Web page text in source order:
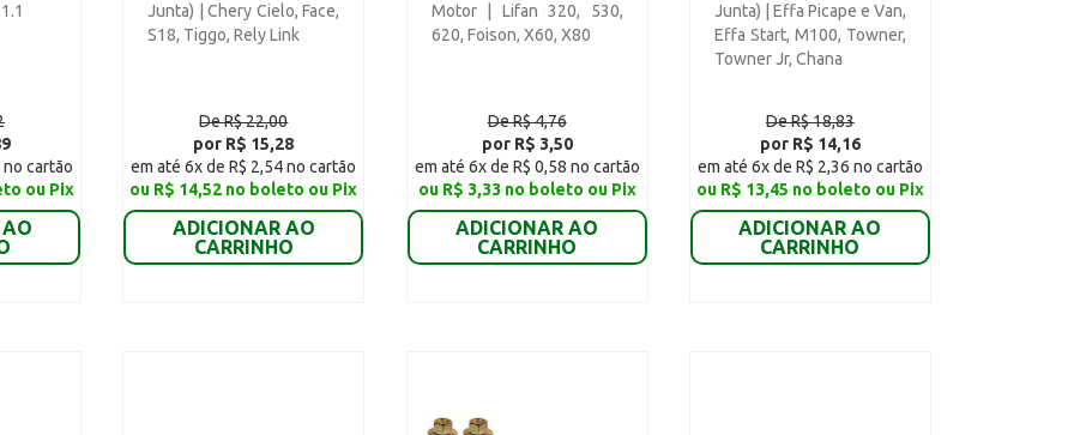
no cartão
ou Pix
Junta) | Chery Cielo, Face,
S18, Tiggo, Rely Link
De R$ 22,00
por R$ 15,28
em até 6x de R$ 2,54 no cartão
ou R$ 14,52 no boleto ou Pix
ADICIONAR AO
CARRINHO
Motor | Lifan 320, 530,
620, Foison, X60, X80
De R$ 4,76
por R$ 3,50
em até 6x de R$ 0,58 no cartão
ou R$ 3,33 no boleto ou Pix
ADICIONAR AO
CARRINHO
Junta) | Effa Picape e Van,
Effa Start, M100, Towner,
Towner Jr, Chana
De R$ 18,83
por R$ 14,16
em até 6x de R$ 2,36 no cartão
ou R$ 13,45 no boleto ou Pix
ADICIONAR AO
CARRINHO